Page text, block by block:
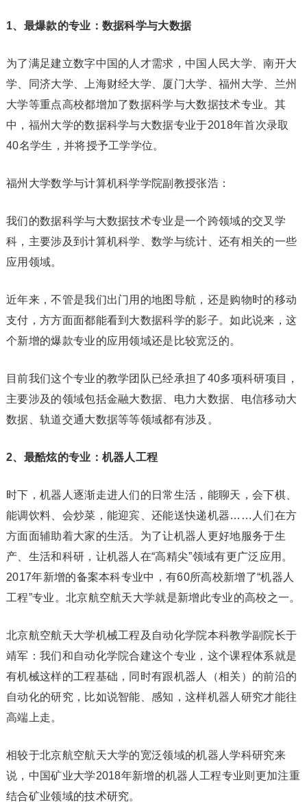
1、最爆款的专业：数据科学与大数据
为了满足建立数字中国的人才需求，中国人民大学、南开大
学、同济大学、上海财经大学、厦门大学、福州大学、兰州
大学等重点高校都增加了数据科学与大数据技术专业。其
中，福州大学的数据科学与大数据专业于2018年首次录取
40名学生，并将授予工学学位。
福州大学数学与计算机科学学院副教授张浩：
我们的数据科学与大数据技术专业是一个跨领域的交叉学
科，主要涉及到计算机科学、数学与统计、还有相关的一些
应用领域。
近年来，不管是我们出门用的地图导航，还是购物时的移动
支付，方方面面都能看到大数据科学的影子。如此说来，这
个新增的爆款专业的应用领域还是比较宽泛的。
目前我们这个专业的教学团队已经承担了40多项科研项目，
主要涉及的领域包括金融大数据、电力大数据、电信移动大
数据、轨道交通大数据等等领域都有涉及。
2、最酷炫的专业：机器人工程
时下，机器人逐渐走进人们的日常生活，能聊天，会下棋、
能调饮料、会炒菜，能迎宾、还能送快递机器……人们在方
方面面辅助着大家的生活。为了让机器人更好地服务于生
产、生活和科研，让机器人在“高精尖”领域有更广泛应用。
2017年新增的备案本科专业中，有60所高校新增了“机器人
工程”专业。北京航空航天大学就是新增此专业的高校之一。
北京航空航天大学机械工程及自动化学院本科教学副院长于
靖军：我们和自动化学院合建这个专业，这个课程体系就是
有机械这样的工程基础，同时有跟机器人（相关）的前沿的
自动化的研究，比如说智能、感知，这样机器人研究才能往
高端上走。
相较于北京航空航天大学的宽泛领域的机器人学科研究来
说，中国矿业大学2018年新增的机器人工程专业则更加注重
结合矿业领域的技术研究。